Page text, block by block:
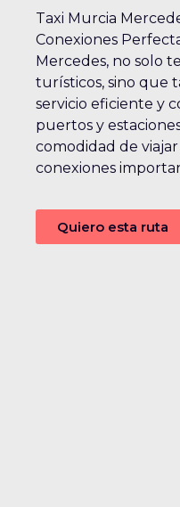
Taxi Murcia
Conexiones
Mercedes, no solo
turísticos, sino que
servicio eficiente y
puertos y
comodidad de
conexiones
Quiero esta ruta